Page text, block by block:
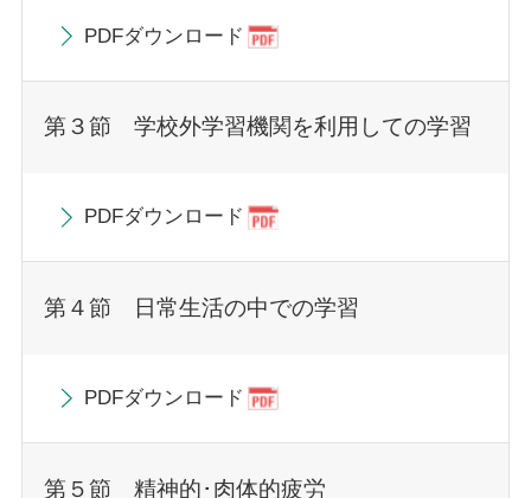
PDFダウンロード
第３節 学校外学習機関を利用しての学習
PDFダウンロード
第４節 日常生活の中での学習
PDFダウンロード
第５節 精神的･肉体的疲労